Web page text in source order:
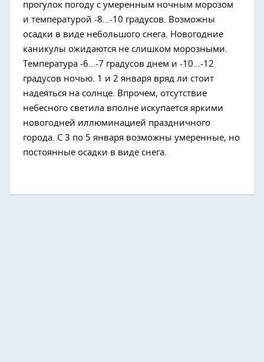
прогулок погоду с умеренным ночным морозом
и температурой -8…-10 градусов. Возможны
осадки в виде небольшого снега. Новогодние
каникулы ожидаются не слишком морозными.
Температура -6…-7 градусов днем и -10…-12
градусов ночью. 1 и 2 января вряд ли стоит
надеяться на солнце. Впрочем, отсутствие
небесного светила вполне искупается яркими
новогодней иллюминацией праздничного
города. С 3 по 5 января возможны умеренные, но
постоянные осадки в виде снега.